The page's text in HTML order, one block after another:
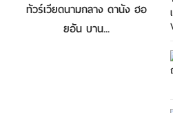
ทัวร์เวียดนามกลาง ดานัง ฮอ
ยอัน บาน...